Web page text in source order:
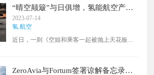
动力系统。这些设施的开放标志着航空业在脱
碳方面取得了重要的进展。该设施位于克兰菲
尔德大学校园内，作为大学脱碳计划的一部
分，该设施经历了一系列重大变化，重点是要
减少建筑物的碳足迹。更环保的机库将用于改
用。
“晴空颠簸”与日俱增，氢能航空产业
发展刻不容缓
2023-07-14
氢.航空
近日，一则《空姐和乘客一起被抛上天花板》
年，飞机在飞行途中遭遇晴空颠簸的几率越来
ZeroAvia与Fortum签署谅解备忘录，